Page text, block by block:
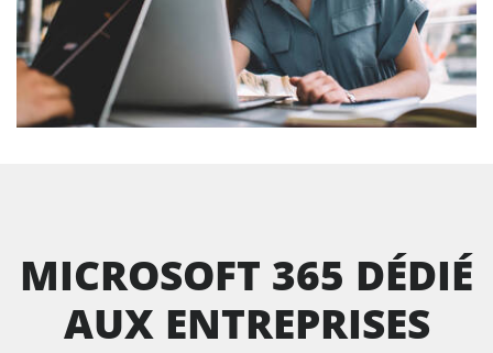
MICROSOFT 365 DÉDIÉ
AUX ENTREPRISES